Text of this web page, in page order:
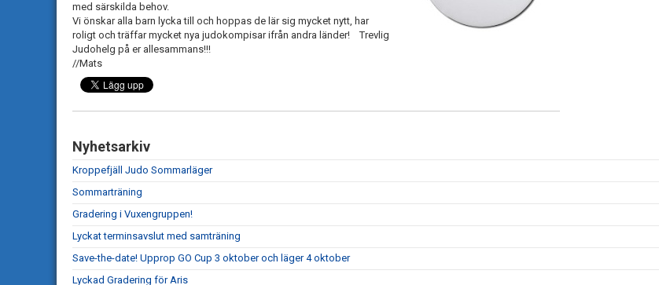
med särskilda behov.
Vi önskar alla barn lycka till och hoppas de lär sig mycket nytt, har
roligt och träffar mycket nya judokompisar ifrån andra länder! Trevlig
Judohelg på er allesammans!!!
//Mats
Nyhetsarkiv
Kroppefjäll Judo Sommarläger
Sommarträning
Gradering i Vuxengruppen!
Lyckat terminsavslut med samträning
Save-the-date! Upprop GO Cup 3 oktober och läger 4 oktober
Lyckad Gradering för Aris